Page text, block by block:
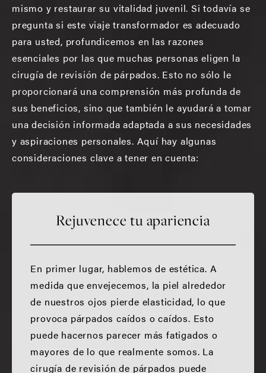
mismo y restaurar su vitalidad juvenil. Si todavía se
pregunta si este viaje transformador es adecuado
para usted, profundicemos en las razones
esenciales por las que muchas personas eligen la
cirugía de revisión de párpados. Esto no sólo le
proporcionará una comprensión más profunda de
sus beneficios, sino que también le ayudará a tomar
una decisión informada adaptada a sus necesidades
y aspiraciones personales. Aquí hay algunas
consideraciones clave a tener en cuenta:
Rejuvenece tu apariencia
En primer lugar, hablemos de estética. A
medida que envejecemos, la piel alrededor
de nuestros ojos pierde elasticidad, lo que
provoca párpados caídos o caídos. Esto
puede hacernos parecer más fatigados o
mayores de lo que realmente somos. La
cirugía de revisión de párpados puede